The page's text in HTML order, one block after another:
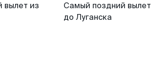
вылет из
Самый поздний вылет
до Луганска